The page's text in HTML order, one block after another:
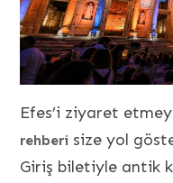
Efes’i ziyaret
rehberi size yol
Giriş biletiyle antik